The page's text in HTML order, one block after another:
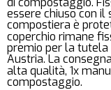
essere chiuso con
compostiera è
coperchio rimane
premio per la
Austria. La
alta qualità, 1x
compostaggio.